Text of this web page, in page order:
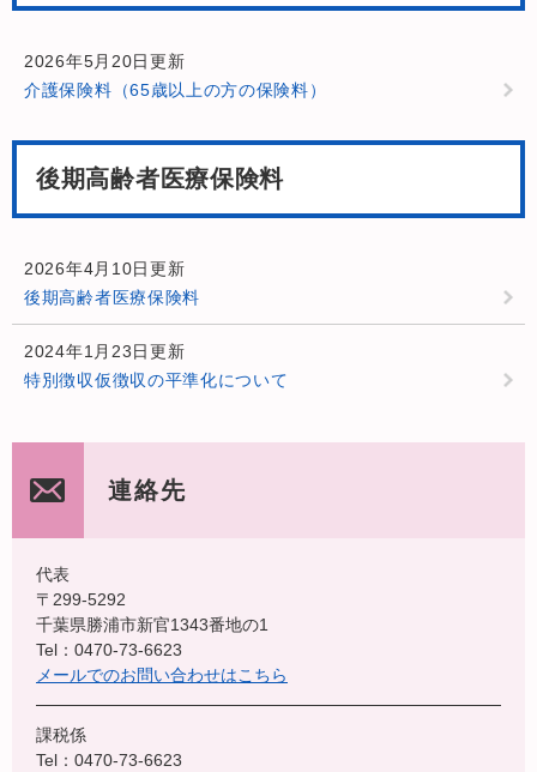
2026年5月20日更新
介護保険料（65歳以上の方の保険料）
後期高齢者医療保険料
2026年4月10日更新
後期高齢者医療保険料
2024年1月23日更新
特別徴収仮徴収の平準化について
連絡先
代表
〒299-5292
千葉県勝浦市新官1343番地の1
Tel：0470-73-6623
メールでのお問い合わせはこちら
課税係
Tel：0470-73-6623